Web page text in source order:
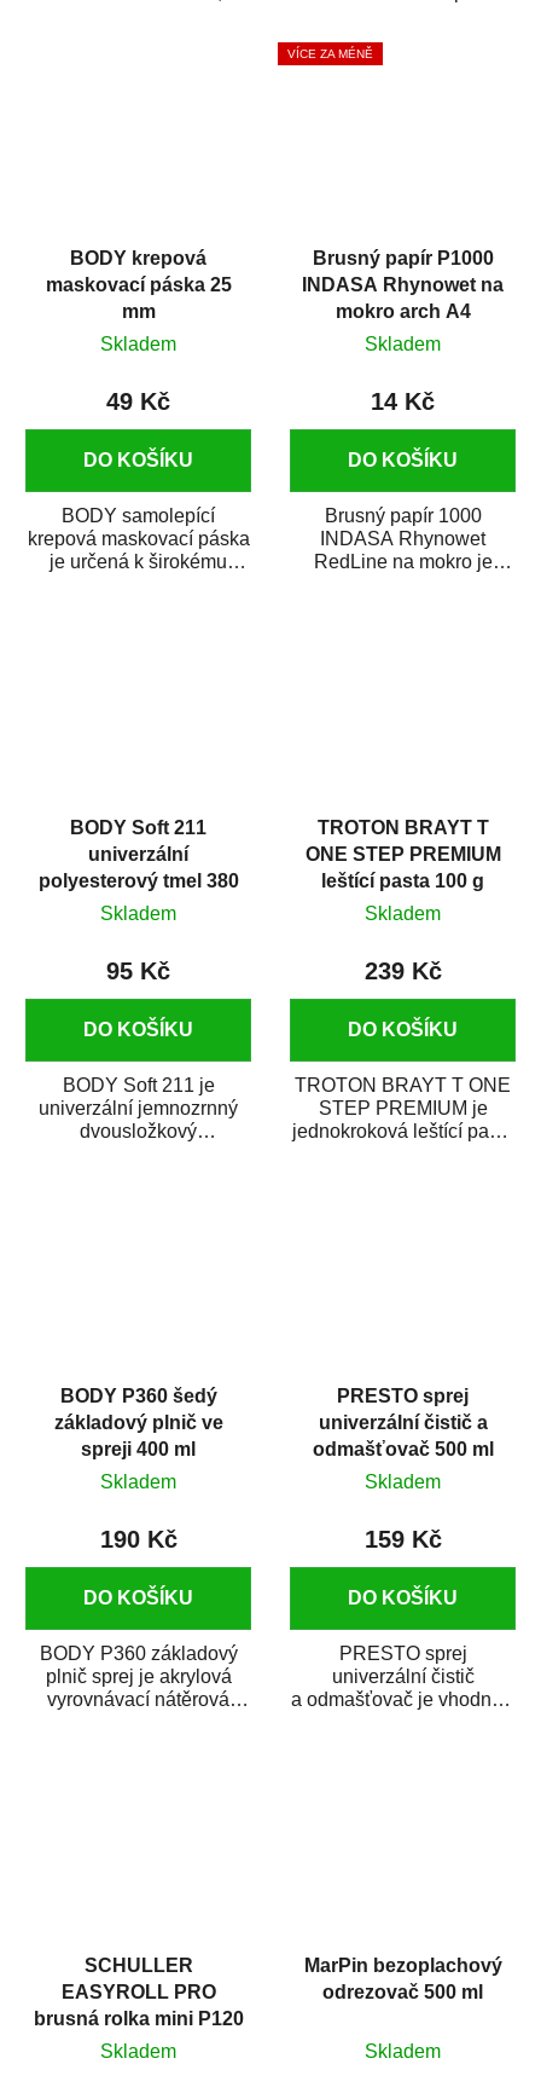
vrchních...
BODY krepová
maskovací páska 25
mm
Skladem
49 Kč
DO KOŠÍKU
BODY samolepící
krepová maskovací páska
je určená k širokému
VÍCE ZA MÉNĚ
Brusný papír P1000
INDASA Rhynowet na
mokro arch A4
Skladem
14 Kč
DO KOŠÍKU
Brusný papír 1000
INDASA Rhynowet
RedLine na mokro je
BODY Soft 211
univerzální
polyesterový tmel 380
g
Skladem
95 Kč
DO KOŠÍKU
BODY Soft 211 je
univerzální jemnozrnný
dvousložkový
TROTON BRAYT T
ONE STEP PREMIUM
leštící pasta 100 g
Skladem
239 Kč
DO KOŠÍKU
TROTON BRAYT T ONE
STEP PREMIUM je
jednokroková leštící pasta
BODY P360 šedý
základový plnič ve
spreji 400 ml
Skladem
190 Kč
DO KOŠÍKU
BODY P360 základový
plnič sprej je akrylová
vyrovnávací nátěrová
PRESTO sprej
univerzální čistič a
odmašťovač 500 ml
Skladem
159 Kč
DO KOŠÍKU
PRESTO sprej
univerzální čistič
a odmašťovač je vhodný k
SCHULLER
EASYROLL PRO
brusná rolka mini P120
Skladem
MarPin bezoplachový
odrezovač 500 ml
Skladem